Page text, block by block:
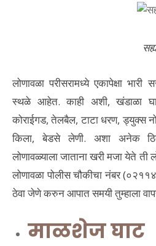
लोणावळा परीसरामध्ये एकापेक्षा
स्थळे आहेत. काही अशी, खंडाळा
कोराईगड, तेलबैल, टाटा धरण, ड्युक्स
किला, बेडसे लेणी. अशा अनेक
लोणावळ्याला जाताना खरी मजा येते
लोणावळा पोलीस चौकीचा नंबर
ठेवा जेणे करुन आपात समयी तुम्हाला
माळशेज घाट